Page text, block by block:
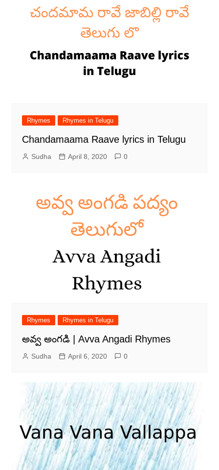
Rhymes Rhymes in Telugu
Chandamaama Raave lyrics in Telugu
Sudha April 8, 2020 0
Rhymes Rhymes in Telugu
అవ్వ అంగడి | Avva Angadi Rhymes
Sudha April 6, 2020 0